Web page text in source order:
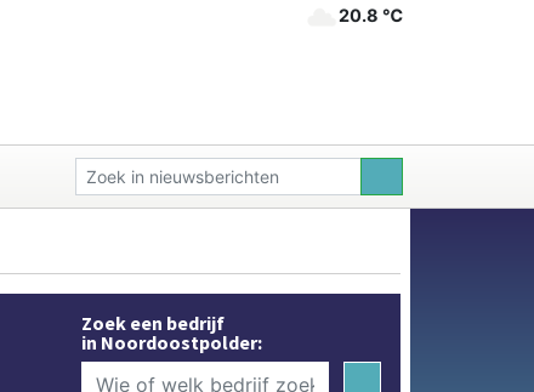
20.8 ℃
Zoek een bedrijf
in Noordoostpolder: